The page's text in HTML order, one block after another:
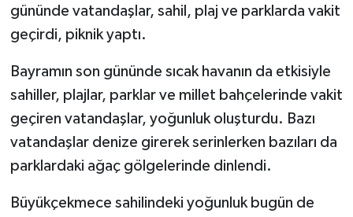
gününde vatandaşlar, sahil, plaj ve parklarda vakit
geçirdi, piknik yaptı.
Bayramın son gününde sıcak havanın da etkisiyle
sahiller, plajlar, parklar ve millet bahçelerinde vakit
geçiren vatandaşlar, yoğunluk oluşturdu. Bazı
vatandaşlar denize girerek serinlerken bazıları da
parklardaki ağaç gölgelerinde dinlendi.
Büyükçekmece sahilindeki yoğunluk bugün de